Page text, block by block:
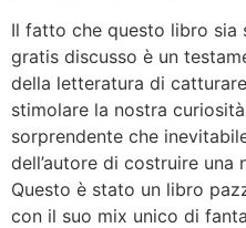
Il fatto che questo libro sia
gratis discusso è un
della letteratura di
stimolare la nostra
sorprendente che
dell’autore di costruire una
Questo è stato un libro
con il suo mix unico di